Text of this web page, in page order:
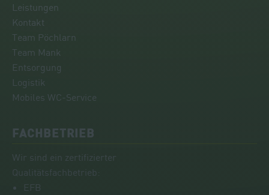
Leistungen
Kontakt
Team Pöchlarn
Team Mank
Entsorgung
Logistik
Mobiles WC-Service
FACHBETRIEB
Wir sind ein zertifizierter
Qualitätsfachbetrieb:
EFB